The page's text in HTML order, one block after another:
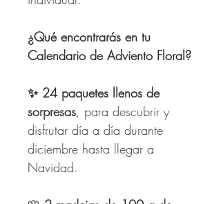
¿Qué encontrarás en tu
Calendario de Adviento Floral?
✨ 24 paquetes llenos de
sorpresas, para descubrir y
disfrutar día a día durante
diciembre hasta llegar a
Navidad.